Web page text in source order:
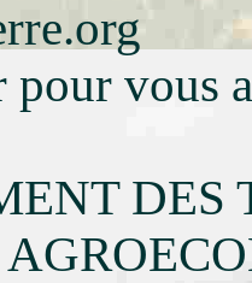
pour vous
DES